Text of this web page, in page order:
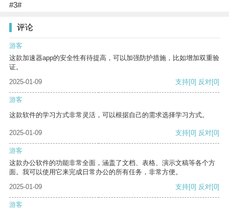
#3#
评论
游客
这款加速器app的安全性有待提高，可以加强防护措施，比如增加双重验
证。
2025-01-09
支持[0] 反对[0]
游客
这款软件的学习方式非常灵活，可以根据自己的需求选择学习方式。
2025-01-09 支持[0] 反对[0]
游客
这款办公软件的功能非常全面，涵盖了文档、表格、演示文稿等各个方
面。我可以使用它来完成日常办公的所有任务，非常方便。
2025-01-09
支持[0] 反对[0]
游客